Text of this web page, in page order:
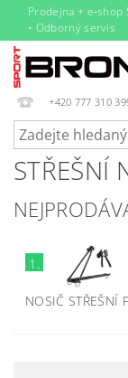
Prodejna +
• Odborný servis
+420 777 310
STŘEŠNÍ
1.
NOSIČ STŘEŠNÍ